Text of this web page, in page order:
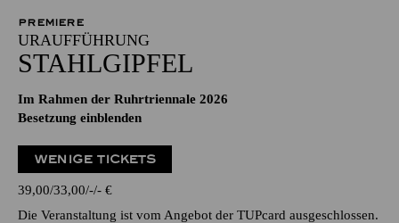
PREMIERE
URAUFFÜHRUNG
STAHLGIPFEL
Im Rahmen der Ruhrtriennale 2026
Besetzung einblenden
WENIGE TICKETS
39,00 33,00 - - €
Die Veranstaltung ist vom Angebot der TUPcard ausgeschlossen.